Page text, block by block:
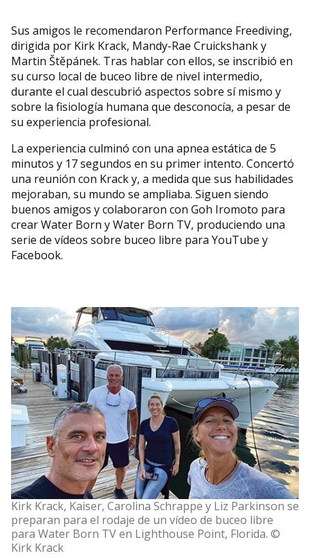
Sus amigos le recomendaron Performance Freediving,
dirigida por Kirk Krack, Mandy-Rae Cruickshank y
Martin Štěpánek. Tras hablar con ellos, se inscribió en
su curso local de buceo libre de nivel intermedio,
durante el cual descubrió aspectos sobre sí mismo y
sobre la fisiología humana que desconocía, a pesar de
su experiencia profesional.
La experiencia culminó con una apnea estática de 5
minutos y 17 segundos en su primer intento. Concertó
una reunión con Krack y, a medida que sus habilidades
mejoraban, su mundo se ampliaba. Siguen siendo
buenos amigos y colaboraron con Goh Iromoto para
crear Water Born y Water Born TV, produciendo una
serie de vídeos sobre buceo libre para YouTube y
Facebook.
Kirk Krack, Kaiser, Carolina Schrappe y Liz Parkinson se
preparan para el rodaje de un vídeo de buceo libre
para Water Born TV en Lighthouse Point, Florida. ©
Kirk Krack